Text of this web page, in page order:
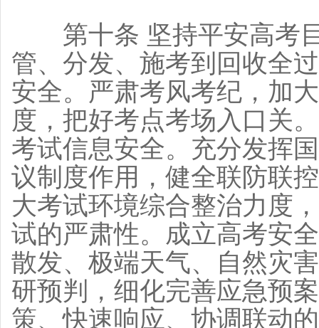
第十条 坚持平安高考目
管、分发、施考到回收全
安全。严肃考风考纪，加
度，把好考点考场入口关
考试信息安全。充分发挥
议制度作用，健全联防联
大考试环境综合整治力度
试的严肃性。成立高考安
散发、极端天气、自然灾
研预判，细化完善应急预
策、快速响应、协调联动